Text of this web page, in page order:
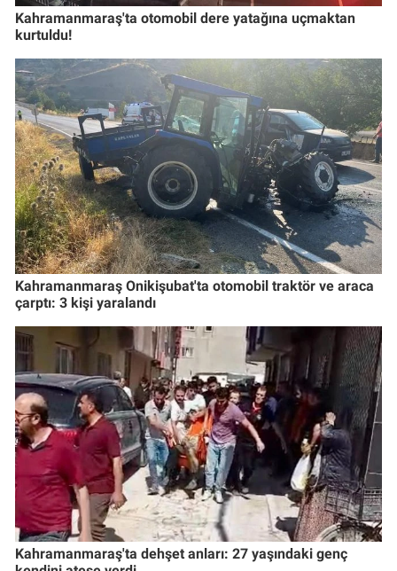
Kahramanmaraş'ta otomobil dere yatağına uçmaktan
kurtuldu!
Kahramanmaraş Onikişubat'ta otomobil traktör ve araca
çarptı: 3 kişi yaralandı
Kahramanmaraş'ta dehşet anları: 27 yaşındaki genç